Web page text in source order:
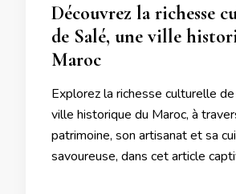
Découvrez la richesse
de Salé, une ville
Maroc
Explorez la richesse culturelle
ville historique du Maroc, à
patrimoine, son artisanat et sa
savoureuse, dans cet article